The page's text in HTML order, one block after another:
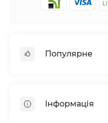
Популярне
Вологий корм для котів
Інформація